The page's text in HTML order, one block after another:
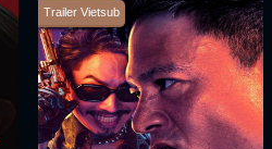
Trailer Vietsub